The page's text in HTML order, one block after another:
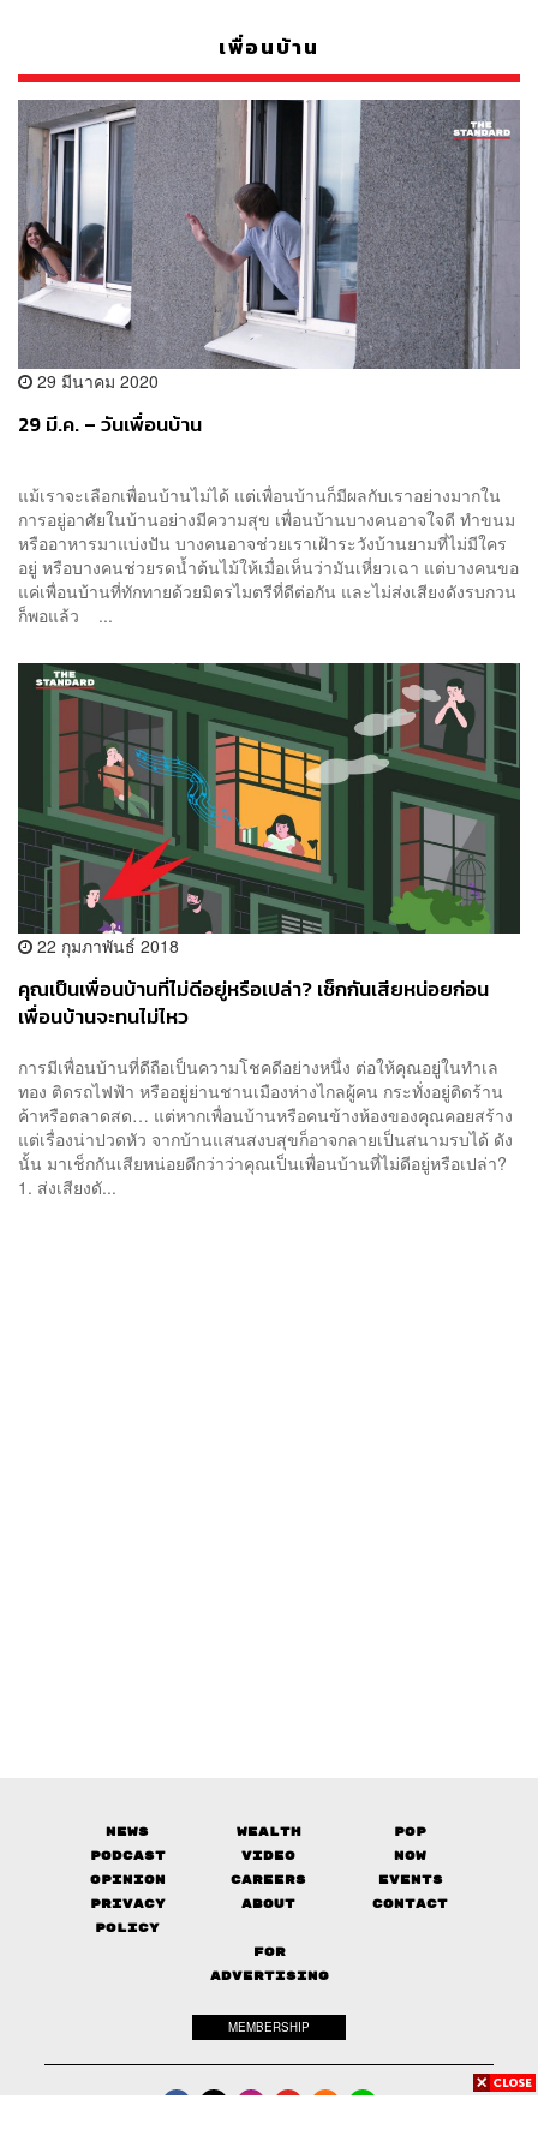
เพื่อนบ้าน
29 มีนาคม 2020
29 มี.ค. – วันเพื่อนบ้าน
แม้เราจะเลือกเพื่อนบ้านไม่ได้ แต่เพื่อนบ้านก็มีผลกับเราอย่างมากใน
การอยู่อาศัยในบ้านอย่างมีความสุข เพื่อนบ้านบางคนอาจใจดี ทำขนม
หรืออาหารมาแบ่งปัน บางคนอาจช่วยเราเฝ้าระวังบ้านยามที่ไม่มีใคร
อยู่ หรือบางคนช่วยรดน้ำต้นไม้ให้เมื่อเห็นว่ามันเหี่ยวเฉา แต่บางคนขอ
แค่เพื่อนบ้านที่ทักทายด้วยมิตรไมตรีที่ดีต่อกัน และไม่ส่งเสียงดังรบกวน
ก็พอแล้ว ...
22 กุมภาพันธ์ 2018
คุณเป็นเพื่อนบ้านที่ไม่ดีอยู่หรือเปล่า? เช็กกันเสียหน่อยก่อน
เพื่อนบ้านจะทนไม่ไหว
การมีเพื่อนบ้านที่ดีถือเป็นความโชคดีอย่างหนึ่ง ต่อให้คุณอยู่ในทำเล
ทอง ติดรถไฟฟ้า หรืออยู่ย่านชานเมืองห่างไกลผู้คน กระทั่งอยู่ติดร้าน
ค้าหรือตลาดสด… แต่หากเพื่อนบ้านหรือคนข้างห้องของคุณคอยสร้าง
แต่เรื่องน่าปวดหัว จากบ้านแสนสงบสุขก็อาจกลายเป็นสนามรบได้ ดัง
นั้น มาเช็กกันเสียหน่อยดีกว่าว่าคุณเป็นเพื่อนบ้านที่ไม่ดีอยู่หรือเปล่า?
1. ส่งเสียงดั...
News Wealth
Pop
Podcast
Video
Now
Opinion
Careers
Events
Privacy
Policy
About Contact
FOR
ADVERTISING
MEMBERSHIP